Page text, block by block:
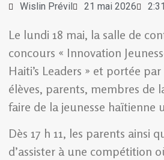
Wislin Prévil 21 mai 2026
Le lundi 18 mai, la salle de
concours « Innovation
Haiti’s Leaders » et portée
élèves, parents, membres de
faire de la jeunesse
Dès 17 h 11, les parents ainsi
d’assister à une compétition